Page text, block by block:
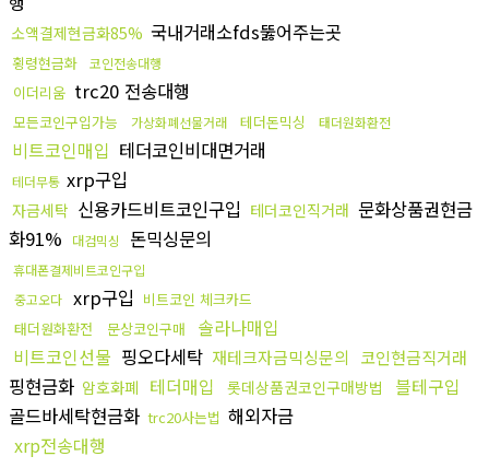
소액결제현금화85% 국내거래소fds뚫어주는곳
횡령현금화 코인전송대행
이더리움 trc20 전송대행
모든코인구입가능 가상화폐선물거래 테더돈믹싱 태더원화환전
비트코인매입 테더코인비대면거래
테더무통 xrp구입
자금세탁 신용카드비트코인구입 테더코인직거래 문화상품권현금
화91%
대검믹싱 돈믹싱문의
휴대폰결제비트코인구입
중고오다 xrp구입 비트코인 체크카드
태더원화환전
문상코인구매
솔라나매입
비트코인선물 핑오다세탁 재테크자금믹싱문의 코인현금직거래
핑현금화 암호화폐 테더매입 롯데상품권코인구매방법
블테구입
골드바세탁현금화 trc20사는법 해외자금
xrp전송대행